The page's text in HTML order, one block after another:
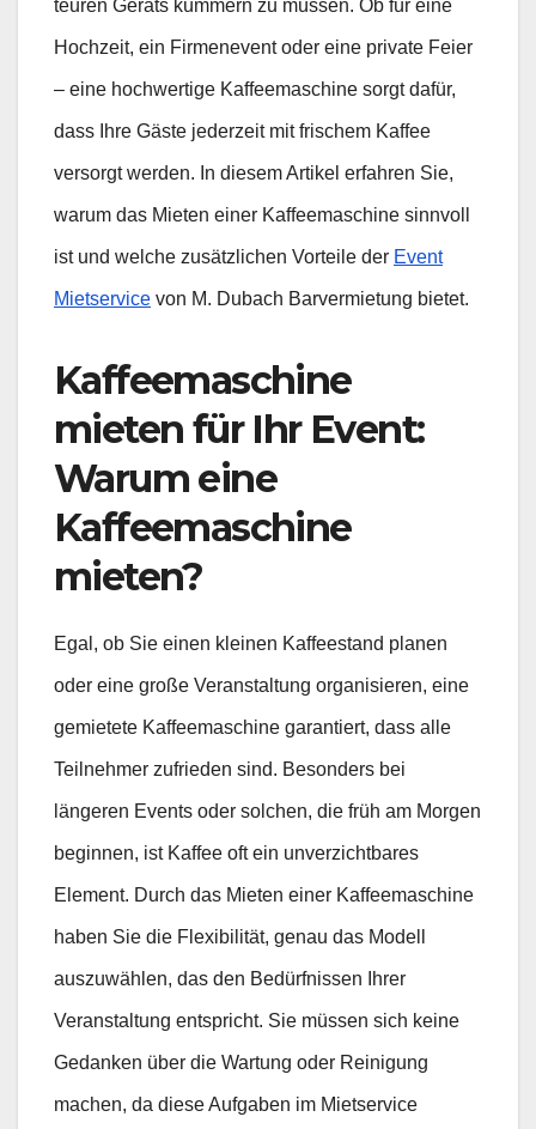
teuren Geräts kümmern zu müssen. Ob für eine
Hochzeit, ein Firmenevent oder eine private Feier
– eine hochwertige Kaffeemaschine sorgt dafür,
dass Ihre Gäste jederzeit mit frischem Kaffee
versorgt werden. In diesem Artikel erfahren Sie,
warum das Mieten einer Kaffeemaschine sinnvoll
ist und welche zusätzlichen Vorteile der Event
Mietservice von M. Dubach Barvermietung bietet.
Kaffeemaschine
mieten für Ihr Event:
Warum eine
Kaffeemaschine
mieten?
Egal, ob Sie einen kleinen Kaffeestand planen
oder eine große Veranstaltung organisieren, eine
gemietete Kaffeemaschine garantiert, dass alle
Teilnehmer zufrieden sind. Besonders bei
längeren Events oder solchen, die früh am Morgen
beginnen, ist Kaffee oft ein unverzichtbares
Element. Durch das Mieten einer Kaffeemaschine
haben Sie die Flexibilität, genau das Modell
auszuwählen, das den Bedürfnissen Ihrer
Veranstaltung entspricht. Sie müssen sich keine
Gedanken über die Wartung oder Reinigung
machen, da diese Aufgaben im Mietservice